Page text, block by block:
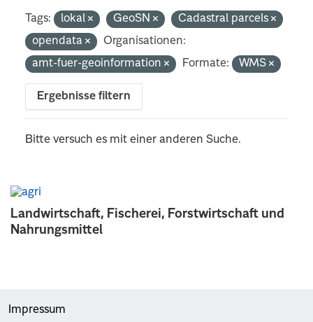
Landwirtschaft, Fischerei, Forstwirtschaft und
Nahrungsmittel
Tags: lokal GeoSN
Cadastral parcels
opendata
Organisationen:
amt-fuer-geoinformation
Formate: WMS
Ergebnisse filtern
Bitte versuch es mit einer anderen Suche.
Impressum